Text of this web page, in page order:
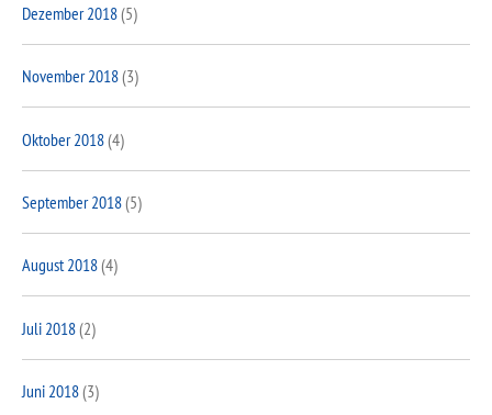
Dezember 2018(5)
November 2018(3)
Oktober 2018(4)
September 2018(5)
August 2018(4)
Juli 2018(2)
Juni 2018(3)